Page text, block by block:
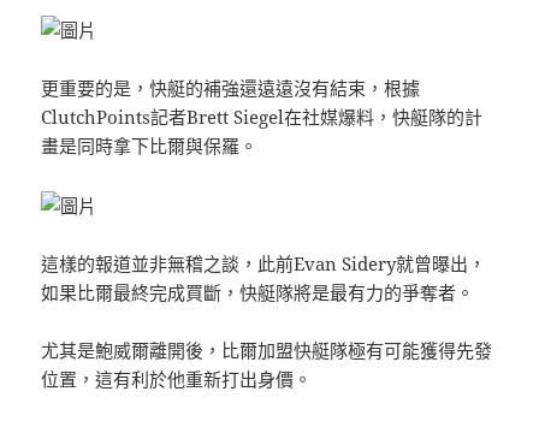
更重要的是，快艇的補強還遠遠沒有結束，根據
ClutchPoints記者Brett Siegel在社媒爆料，快艇隊的計
畫是同時拿下比爾與保羅。
這樣的報道並非無稽之談，此前Evan Sidery就曾曝出，
如果比爾最終完成買斷，快艇隊將是最有力的爭奪者。
尤其是鮑威爾離開後，比爾加盟快艇隊極有可能獲得先發
位置，這有利於他重新打出身價。